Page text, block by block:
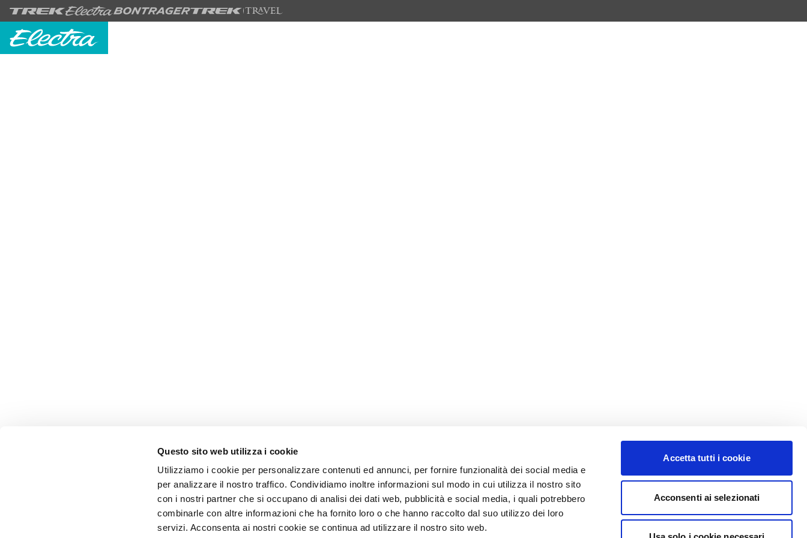
Questo sito web utilizza i cookie
Utilizziamo i cookie per personalizzare contenuti ed annunci, per fornire funzionalità dei social media e
per analizzare il nostro traffico. Condividiamo inoltre informazioni sul modo in cui utilizza il nostro sito
con i nostri partner che si occupano di analisi dei dati web, pubblicità e social media, i quali potrebbero
combinarle con altre informazioni che ha fornito loro o che hanno raccolto dal suo utilizzo dei loro
servizi. Acconsenta ai nostri cookie se continua ad utilizzare il nostro sito web.
Accetta tutti i cookie
Acconsenti ai selezionati